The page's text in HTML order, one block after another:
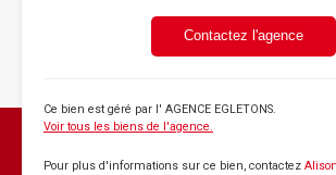
Contactez l'agence
Ce bien est géré par l' AGENCE EGLETONS.
Voir tous les biens de l'agence.
Pour plus d'informations sur ce bien, contactez